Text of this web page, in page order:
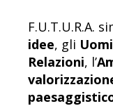
F.U.T.U.R.A.
idee, gli
Relazioni, l’